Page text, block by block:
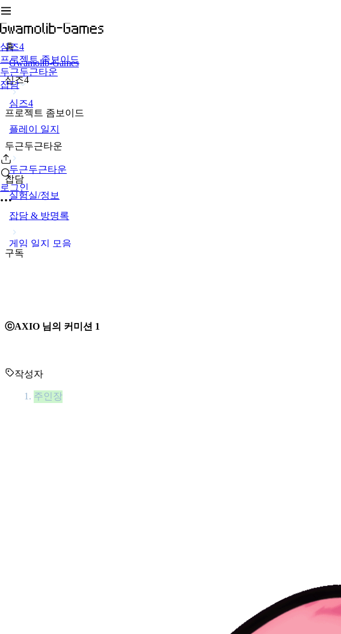
심즈4
프로젝트 좀보이드
두근두근타운
잡담
로그인
홈
Gwamolib-Games
심즈4
심즈4
프로젝트 좀보이드
플레이 일지
두근두근타운
두근두근타운
잡담
실험실/정보
잡담 & 방명록
게임 일지 모음
구독
ⓒAXIO 님의 커미션 1
작성자
주인장